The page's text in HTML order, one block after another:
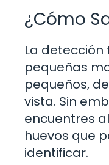
¿Cómo
La detección
pequeñas
pequeños,
vista. Sin
encuentres
huevos que
identificar.